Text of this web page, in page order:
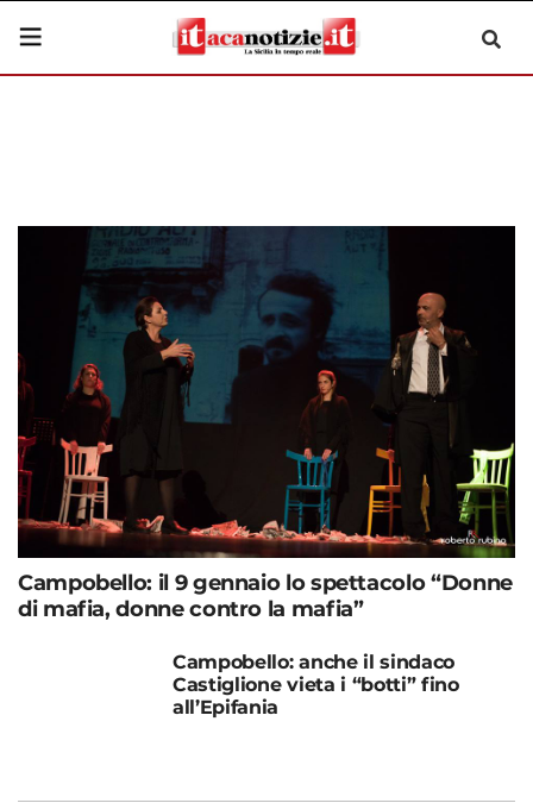
Campobello: il 9 gennaio lo spettacolo “Donne
di mafia, donne contro la mafia”
Campobello: anche il sindaco
Castiglione vieta i “botti” fino
all’Epifania